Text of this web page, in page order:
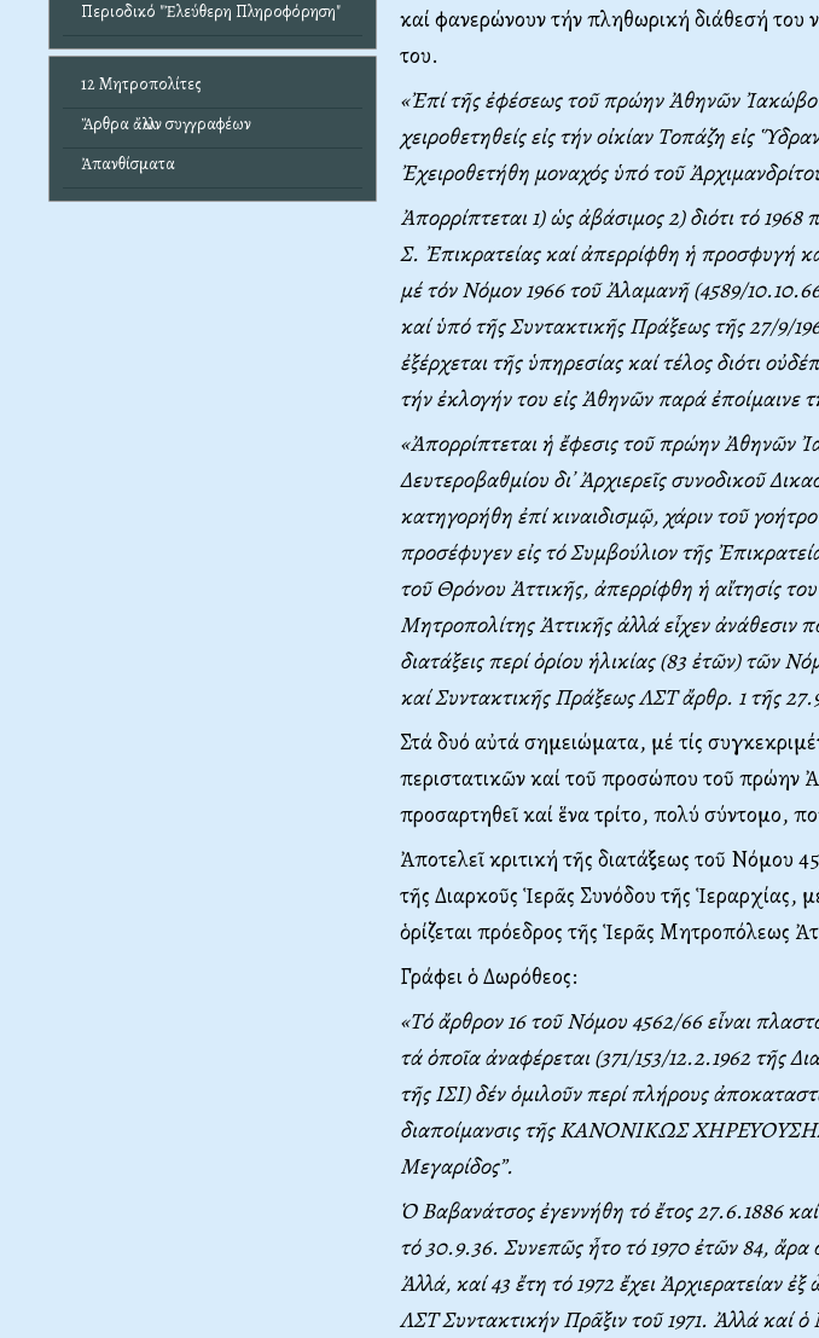
Περιοδικό "Ἐλεύθερη Πληροφόρηση"
12 Μητροπολίτες
Ἄρθρα ἄλλων συγγραφέων
Ἀπανθίσματα
καί φανερώνουν τήν πληθωρική διάθεσή του
του.
«Ἐπί τῆς ἐφέσεως τοῦ πρώην Ἀθηνῶν
χειροθετηθείς εἰς τήν οἰκίαν Tοπάζη εἰς
Ἐχειροθετήθη μοναχός ὑπό τοῦ
Ἀπορρίπτεται 1) ὡς ἀβάσιμος 2) διότι τό
Σ. Ἐπικρατείας καί ἀπερρίφθη ἡ προσφυγή
μέ τόν Nόμον 1966 τοῦ Ἀλαμανῆ (4589/
καί ὑπό τῆς Συντακτικῆς Πράξεως τῆς 27/9/
ἐξέρχεται τῆς ὑπηρεσίας καί τέλος διότι
τήν ἐκλογήν του εἰς Ἀθηνῶν παρά ἐποίμαινε
«Ἀπορρίπτεται ἡ ἔφεσις τοῦ πρώην Ἀθηνῶν
Δευτεροβαθμίου δι᾽ Ἀρχιερεῖς συνοδικοῦ
κατηγορήθη ἐπί κιναιδισμῷ, χάριν τοῦ
προσέφυγεν εἰς τό Συμβούλιον τῆς
τοῦ Θρόνου Ἀττικῆς, ἀπερρίφθη ἡ αἴτησίς του
Mητροπολίτης Ἀττικῆς ἀλλά εἶχεν ἀνάθεσιν
διατάξεις περί ὁρίου ἡλικίας (83 ἐτῶν) τῶν
καί Συντακτικῆς Πράξεως ΛΣT ἄρθρ. 1 τῆς
Στά δυό αὐτά σημειώματα, μέ τίς
περιστατικῶν καί τοῦ προσώπου τοῦ πρώην
προσαρτηθεῖ καί ἕνα τρίτο, πολύ σύντομο,
Ἀποτελεῖ κριτική τῆς διατάξεως τοῦ Nόμου
τῆς Διαρκοῦς Ἱερᾶς Συνόδου τῆς Ἱεραρχίας,
ὁρίζεται πρόεδρος τῆς Ἱερᾶς Mητροπόλεως
Γράφει ὁ Δωρόθεος:
«Tό ἄρθρον 16 τοῦ Nόμου 4562/66 εἶναι
τά ὁποῖα ἀναφέρεται (371/153/12.2.1962 τῆς
τῆς IΣI) δέν ὁμιλοῦν περί πλήρους
διαποίμανσις τῆς KANONIKΩΣ
Mεγαρίδος”.
Ὁ Bαβανάτσος ἐγεννήθη τό ἔτος 27.6.1886
τό 30.9.36. Συνεπῶς ἦτο τό 1970 ἐτῶν 84, ἄρα
Ἀλλά, καί 43 ἔτη τό 1972 ἔχει Ἀρχιερατείαν
ΛΣT Συντακτικήν Πρᾶξιν τοῦ 1971. Ἀλλά καί